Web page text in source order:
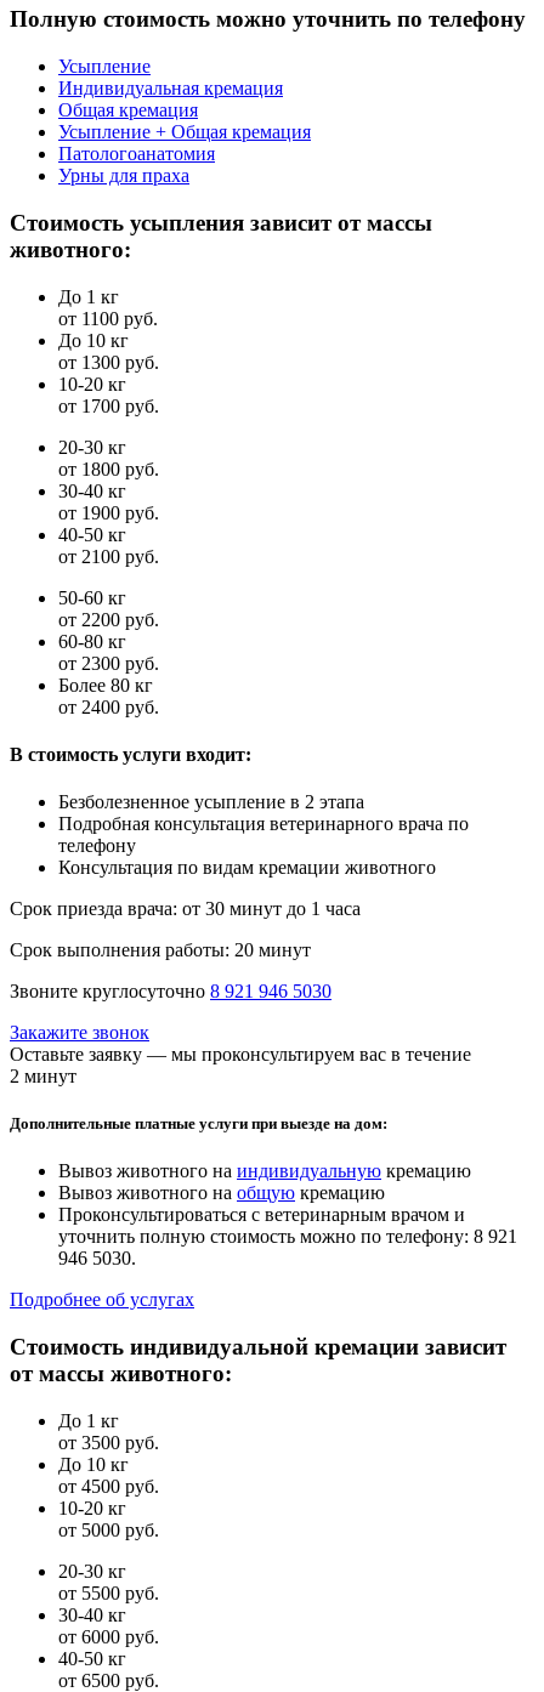
Полную стоимость можно уточнить по телефону
Усыпление
Индивидуальная кремация
Общая кремация
Усыпление + Общая кремация
Патологоанатомия
Урны для праха
Стоимость усыпления зависит от массы
животного:
До 1 кг
от 1100 руб.
До 10 кг
от 1300 руб.
10-20 кг
от 1700 руб.
20-30 кг
от 1800 руб.
30-40 кг
от 1900 руб.
40-50 кг
от 2100 руб.
50-60 кг
от 2200 руб.
60-80 кг
от 2300 руб.
Более 80 кг
от 2400 руб.
В стоимость услуги входит:
Безболезненное усыпление в 2 этапа
Подробная консультация ветеринарного врача по
телефону
Консультация по видам кремации животного
Срок приезда врача: от 30 минут до 1 часа
Срок выполнения работы: 20 минут
Звоните круглосуточно 8 921 946 5030
Закажите звонок
Оставьте заявку — мы проконсультируем вас в течение
2 минут
Дополнительные платные услуги при выезде на дом:
Вывоз животного на индивидуальную кремацию
Вывоз животного на общую кремацию
Проконсультироваться с ветеринарным врачом и
уточнить полную стоимость можно по телефону: 8 921
946 5030.
Подробнее об услугах
Стоимость индивидуальной кремации зависит
от массы животного:
До 1 кг
от 3500 руб.
До 10 кг
от 4500 руб.
10-20 кг
от 5000 руб.
20-30 кг
от 5500 руб.
30-40 кг
от 6000 руб.
40-50 кг
от 6500 руб.